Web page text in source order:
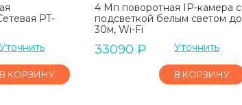
PT-
Уточнить
В КОРЗИНУ
4 Мп поворотная IP-камера c
подсветкой белым светом до
30м, Wi-Fi
33090 ₽ Уточнить
В КОРЗИНУ